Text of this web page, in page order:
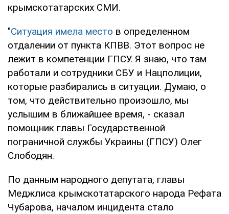
крымскотатарских СМИ.
"Ситуация имела место в определенном
отдалении от пункта КПВВ. Этот вопрос не
лежит в компетенции ГПСУ. Я знаю, что там
работали и сотрудники СБУ и Нацполиции,
которые разбирались в ситуации. Думаю, о
том, что действительно произошло, мы
услышим в ближайшее время, - сказал
помощник главы Государственной
пограничной службы Украины (ГПСУ) Олег
Слободян.
По данным народного депутата, главы
Меджлиса крымскотатарского народа Рефата
Чубарова, началом инцидента стало